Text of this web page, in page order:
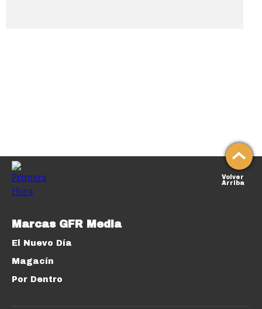
Volver
Arriba
Marcas GFR Media
El Nuevo Día
Magacín
Por Dentro